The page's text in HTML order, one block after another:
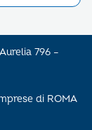
796 –
di ROMA